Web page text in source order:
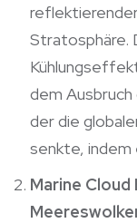
Stratosphäre.
dem
der die
senkte,
Marine